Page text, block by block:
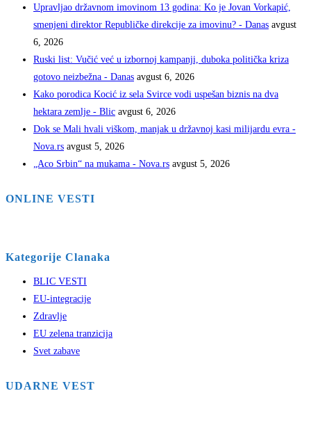
Upravljao državnom imovinom 13 godina: Ko je Jovan Vorkapić,
smenjeni direktor Republičke direkcije za imovinu? - Danas avgust
6, 2026
Ruski list: Vučić već u izbornoj kampanji, duboka politička kriza
gotovo neizbežna - Danas avgust 6, 2026
Kako porodica Kocić iz sela Svirce vodi uspešan biznis na dva
hektara zemlje - Blic avgust 6, 2026
Dok se Mali hvali viškom, manjak u državnoj kasi milijardu evra -
Nova.rs avgust 5, 2026
„Aco Srbin“ na mukama - Nova.rs avgust 5, 2026
ONLINE VESTI
Kategorije Clanaka
BLIC VESTI
EU-integracije
Zdravlje
EU zelena tranzicija
Svet zabave
UDARNE VEST